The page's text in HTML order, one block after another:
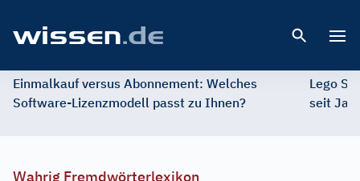
Einmalkauf versus Abonnement: Welches
Software-Lizenzmodell passt zu Ihnen?
Lego
seit
Wahrig Fremdwörterlexikon